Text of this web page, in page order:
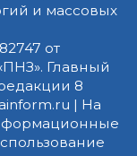
и массовых
от
Главный
8
| На